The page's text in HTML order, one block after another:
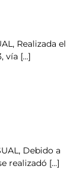
Realizada el
vía [...]
Debido a
realizadó [...]